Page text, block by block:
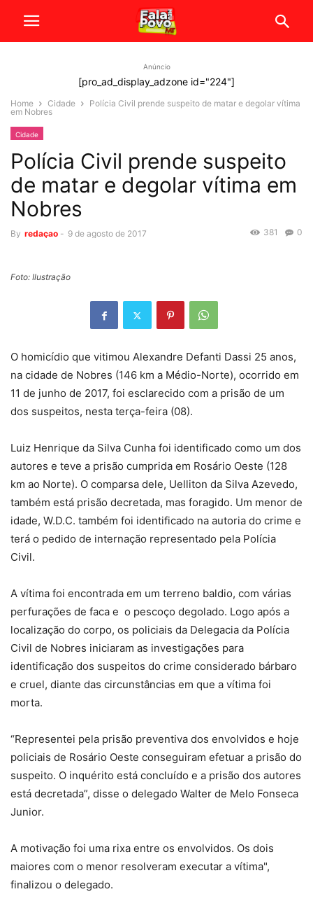
Anúncio
[pro_ad_display_adzone id="224"]
Home Cidade
Polícia Civil prende suspeito de matar e degolar vítima
em Nobres
Cidade
Polícia Civil prende suspeito
de matar e degolar vítima em
Nobres
By redaçao - 9 de agosto de 2017 0
381
Foto: Ilustração
O homicídio que vitimou Alexandre Defanti Dassi 25 anos,
na cidade de Nobres (146 km a Médio-Norte), ocorrido em
11 de junho de 2017, foi esclarecido com a prisão de um
dos suspeitos, nesta terça-feira (08).
Luiz Henrique da Silva Cunha foi identificado como um dos
autores e teve a prisão cumprida em Rosário Oeste (128
km ao Norte). O comparsa dele, Uelliton da Silva Azevedo,
também está prisão decretada, mas foragido. Um menor de
idade, W.D.C. também foi identificado na autoria do crime e
terá o pedido de internação representado pela Polícia
Civil.
A vítima foi encontrada em um terreno baldio, com várias
perfurações de faca e o pescoço degolado. Logo após a
localização do corpo, os policiais da Delegacia da Polícia
Civil de Nobres iniciaram as investigações para
identificação dos suspeitos do crime considerado bárbaro
e cruel, diante das circunstâncias em que a vítima foi
morta.
“Representei pela prisão preventiva dos envolvidos e hoje
policiais de Rosário Oeste conseguiram efetuar a prisão do
suspeito. O inquérito está concluído e a prisão dos autores
está decretada”, disse o delegado Walter de Melo Fonseca
Junior.
A motivação foi uma rixa entre os envolvidos. Os dois
maiores com o menor resolveram executar a vítima",
finalizou o delegado.